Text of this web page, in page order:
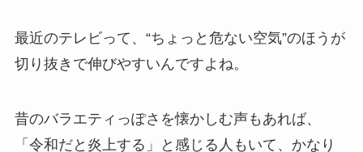
最近のテレビって、“ちょっと危ない空気”のほうが
切り抜きで伸びやすいんですよね。
昔のバラエティっぽさを懐かしむ声もあれば、
「令和だと炎上する」と感じる人もいて、かなり